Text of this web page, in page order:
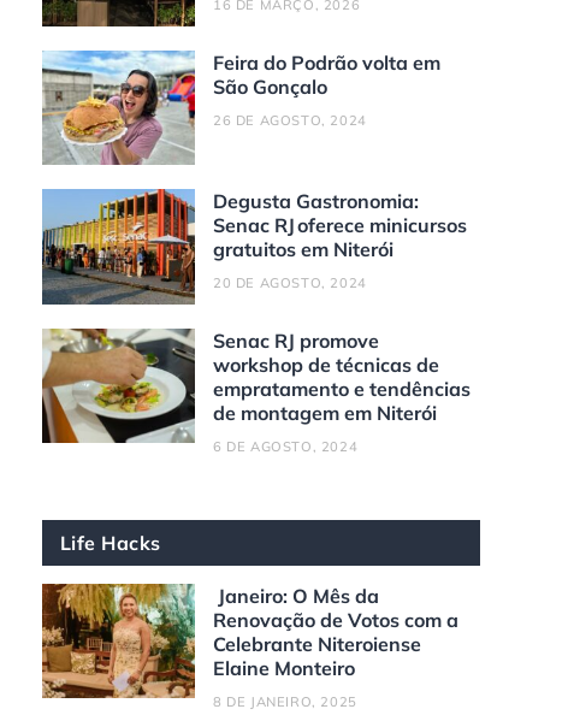
16 DE MARÇO, 2026
Feira do Podrão volta em
São Gonçalo
26 DE AGOSTO, 2024
Degusta Gastronomia:
Senac RJ oferece minicursos
gratuitos em Niterói
20 DE AGOSTO, 2024
Senac RJ promove
workshop de técnicas de
empratamento e tendências
de montagem em Niterói
6 DE AGOSTO, 2024
Life Hacks
Janeiro: O Mês da
Renovação de Votos com a
Celebrante Niteroiense
Elaine Monteiro
8 DE JANEIRO, 2025